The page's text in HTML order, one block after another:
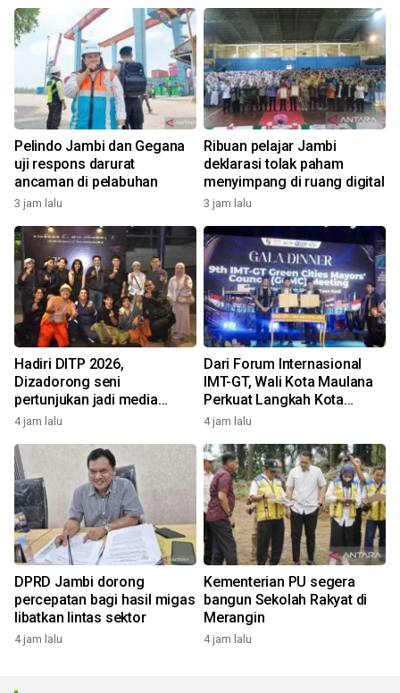
Pelindo Jambi dan Gegana
uji respons darurat
ancaman di pelabuhan
3 jam lalu
Ribuan pelajar Jambi
deklarasi tolak paham
menyimpang di ruang digital
3 jam lalu
Hadiri DITP 2026,
Dizadorong seni
pertunjukan jadi media
edukasi Kota Ramah
4 jam lalu
Dari Forum Internasional
IMT-GT, Wali Kota Maulana
Perkuat Langkah Kota
Jambi Menuju Green City
4 jam lalu
DPRD Jambi dorong
percepatan bagi hasil migas
libatkan lintas sektor
4 jam lalu
Kementerian PU segera
bangun Sekolah Rakyat di
Merangin
4 jam lalu